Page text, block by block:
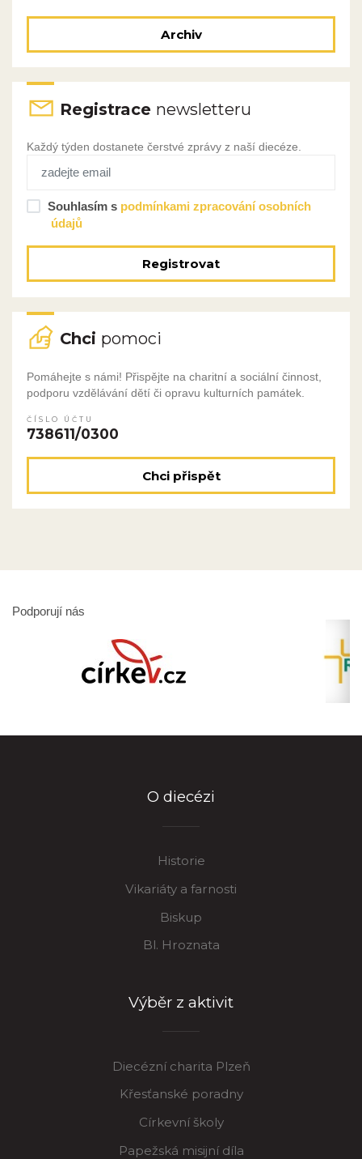
Archiv
Registrace newsletteru
Každý týden dostanete čerstvé zprávy z naší diecéze.
Souhlasím s podmínkami zpracování osobních
údajů
Registrovat
Chci pomoci
Pomáhejte s námi! Přispějte na charitní a sociální činnost,
podporu vzdělávání dětí či opravu kulturních památek.
ČÍSLO ÚČTU
738611/0300
Chci přispět
Podporují nás
O diecézi
Historie
Vikariáty a farnosti
Biskup
Bl. Hroznata
Výběr z aktivit
Diecézní charita Plzeň
Křesťanské poradny
Církevní školy
Papežská misijní díla